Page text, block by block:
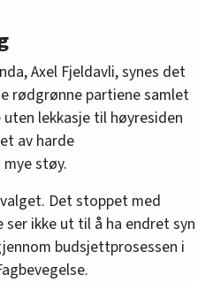
Axel Fjeldavli, synes det
rødgrønne partiene samlet
lekkasje til høyresiden
av harde
støy.
Det stoppet med
ser ikke ut til å ha endret syn
budsjettprosessen i